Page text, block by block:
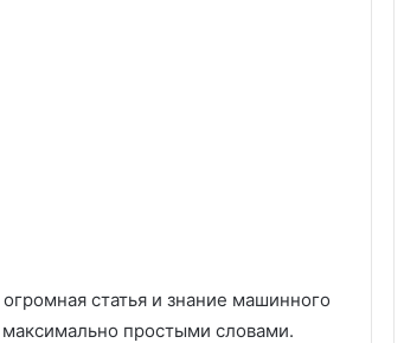
статья и знание машинного
простыми словами.